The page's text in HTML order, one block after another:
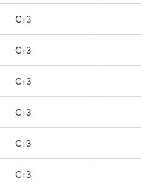
Ст3
Ст3
Ст3
Ст3
Ст3
Ст3